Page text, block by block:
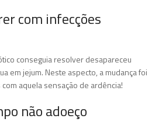
com infecções
conseguia resolver desapareceu
em jejum. Neste aspecto, a mudança foi
aquela sensação de ardência!
não adoeço